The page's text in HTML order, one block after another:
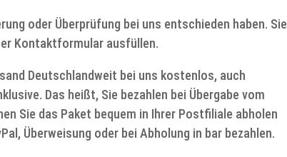
oder Überprüfung bei uns entschieden haben. Sie
Kontaktformular ausfüllen.
Deutschlandweit bei uns kostenlos, auch
Das heißt, Sie bezahlen bei Übergabe vom
Sie das Paket bequem in Ihrer Postfiliale abholen
Überweisung oder bei Abholung in bar bezahlen.